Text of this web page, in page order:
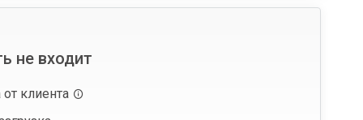
не входит
от клиента